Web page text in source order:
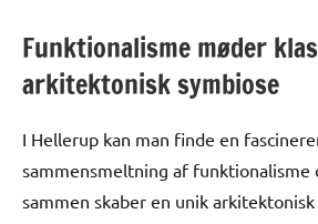
Funktionalisme møder
arkitektonisk symbiose
I Hellerup kan man finde en
sammensmeltning af funktionalisme
sammen skaber en unik arkitektonisk